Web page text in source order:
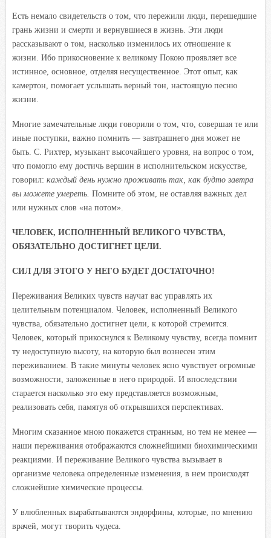
Есть немало свидетельств о том, что пережили люди, перешедшие
грань жизни и смерти и вернувшиеся в жизнь. Эти люди
рассказывают о том, насколько изменилось их отношение к
жизни. Ибо прикосновение к великому Покою проявляет все
истинное, основное, отделяя несущественное. Этот опыт, как
камертон, помогает услышать верный тон, настоящую песню
жизни.
Многие замечательные люди говорили о том, что, совершая те или
иные поступки, важно помнить — завтрашнего дня может не
быть. С. Рихтер, музыкант высочайшего уровня, на вопрос о том,
что помогло ему достичь вершин в исполнительском искусстве,
говорил: каждый день нужно проживать так, как будто завтра
вы можете умереть. Помните об этом, не оставляя важных дел
или нужных слов «на потом».
ЧЕЛОВЕК, ИСПОЛНЕННЫЙ ВЕЛИКОГО ЧУВСТВА,
ОБЯЗАТЕЛЬНО ДОСТИГНЕТ ЦЕЛИ.
СИЛ ДЛЯ ЭТОГО У НЕГО БУДЕТ ДОСТАТОЧНО!
Переживания Великих чувств научат вас управлять их
целительным потенциалом. Человек, исполненный Великого
чувства, обязательно достигнет цели, к которой стремится.
Человек, который прикоснулся к Великому чувству, всегда помнит
ту недоступную высоту, на которую был вознесен этим
переживанием. В такие минуты человек ясно чувствует огромные
возможности, заложенные в него природой. И впоследствии
старается насколько это ему представляется возможным,
реализовать себя, памятуя об открывшихся перспективах.
Многим сказанное мною покажется странным, но тем не менее —
наши переживания отображаются сложнейшими биохимическими
реакциями. И переживание Великого чувства вызывает в
организме человека определенные изменения, в нем происходят
сложнейшие химические процессы.
У влюбленных вырабатываются эндорфины, которые, по мнению
врачей, могут творить чудеса.